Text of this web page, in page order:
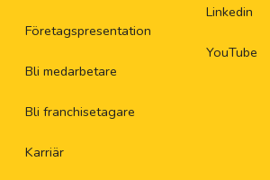
Företagspresentation
Bli medarbetare
Bli franchisetagare
Karriär
Linkedin
YouTube